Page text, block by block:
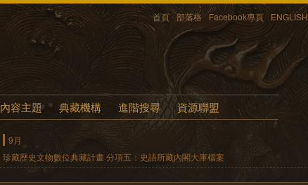
首頁 部落格 Facebook專頁 ENGLISH
內容主題 典藏機構 進階搜尋 資源聯盟
9月
珍藏歷史文物數位典藏計畫 分項五：史語所藏內閣大庫檔案